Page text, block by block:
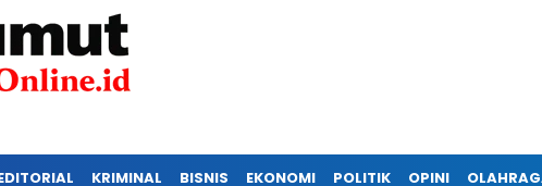
KRIMINAL BISNIS EKONOMI POLITIK OPINI